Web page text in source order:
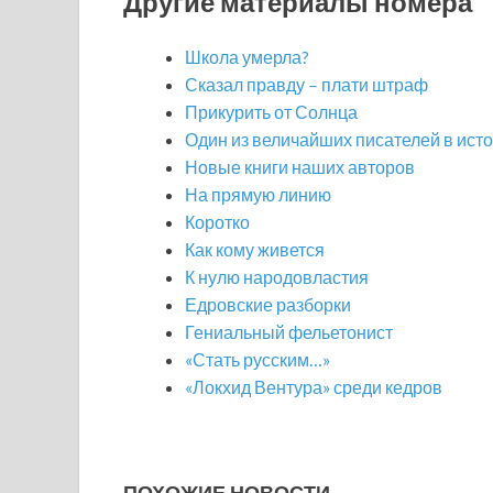
Школа умерла?
Сказал правду – плати штраф
Прикурить от Солнца
Один из величайших писателей в
Новые книги наших авторов
На прямую линию
Коротко
Как кому живется
К нулю народовластия
Едровские разборки
Гениальный фельетонист
«Стать русским…»
«Локхид Вентура» среди кедров